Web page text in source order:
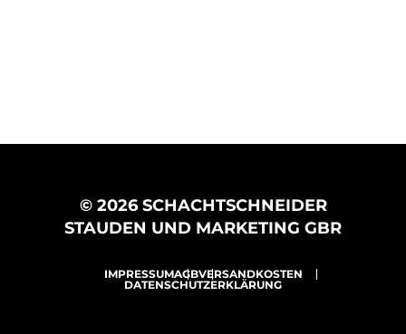
© 2026 SCHACHTSCHNEIDER
STAUDEN UND MARKETING GBR
IMPRESSUMAGBVERSANDKOSTEN
DATENSCHUTZERKLÄRUNG